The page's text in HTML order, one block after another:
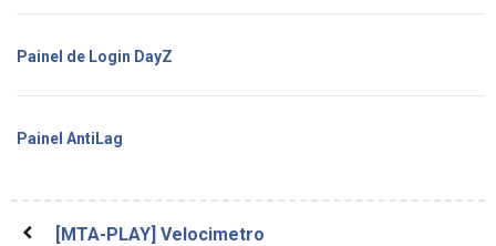
Painel de Login DayZ
Painel AntiLag
[MTA-PLAY] Velocimetro